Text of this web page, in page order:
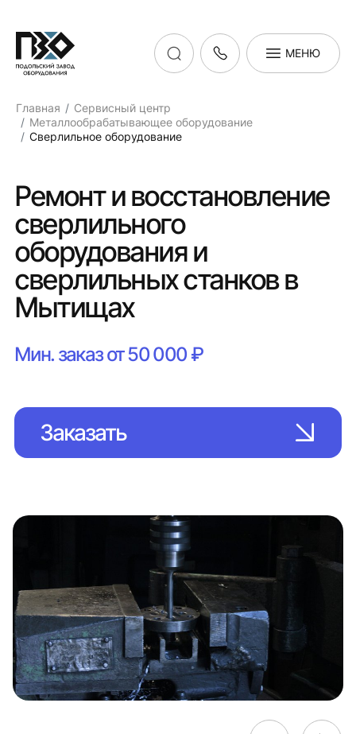
МЕНЮ
Главная
Сервисный центр
Металлообрабатывающее оборудование
Сверлильное оборудование
Ремонт и восстановление
сверлильного
оборудования и
сверлильных станков в
Мытищах
Мин. заказ от 50 000 ₽
Заказать